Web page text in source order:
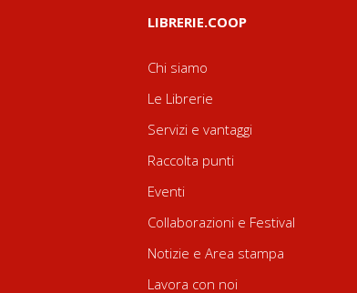
LIBRERIE.COOP
Chi siamo
Le Librerie
Servizi e vantaggi
Raccolta punti
Eventi
Collaborazioni e Festival
Notizie e Area stampa
Lavora con noi